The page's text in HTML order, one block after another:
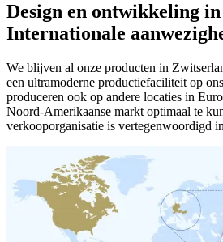
Design en ontwikkeling
Internationale
We blijven al onze producten in
een ultramoderne productiefaciliteit op
produceren ook op andere locaties in
Noord-Amerikaanse markt optimaal te
verkooporganisatie is vertegenwoordigd